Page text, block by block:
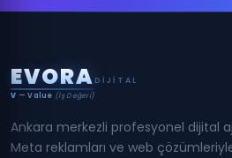
EVORA DIJITAL
V — Value (İş Değeri)
Ankara merkezli profesyonel dijital
Meta reklamları ve web